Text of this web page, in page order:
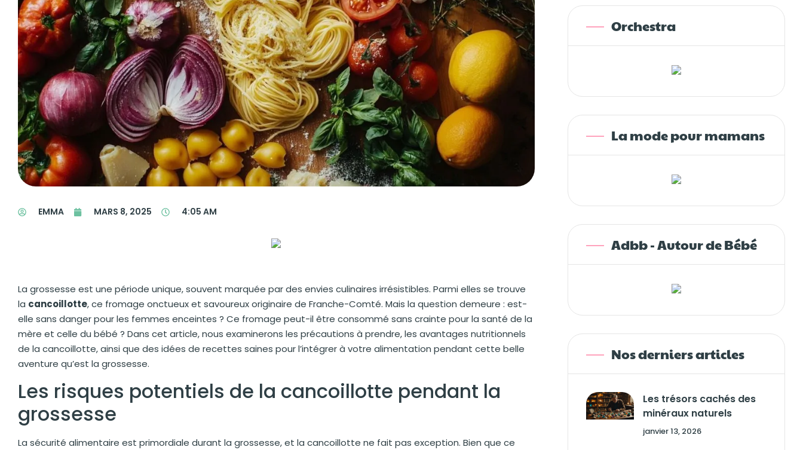
EMMA MARS 8, 2025 4:05 AM
La grossesse est une période unique, souvent marquée par des envies culinaires irrésistibles. Parmi elles se trouve
la cancoillotte, ce fromage onctueux et savoureux originaire de Franche-Comté. Mais la question demeure : est-
elle sans danger pour les femmes enceintes ? Ce fromage peut-il être consommé sans crainte pour la santé de la
mère et celle du bébé ? Dans cet article, nous examinerons les précautions à prendre, les avantages nutritionnels
de la cancoillotte, ainsi que des idées de recettes saines pour l’intégrer à votre alimentation pendant cette belle
aventure qu’est la grossesse.
Les risques potentiels de la cancoillotte pendant la
grossesse
La sécurité alimentaire est primordiale durant la grossesse, et la cancoillotte ne fait pas exception. Bien que ce
Orchestra
La mode pour mamans
Adbb - Autour de Bébé
Nos derniers articles
Les trésors cachés des
minéraux naturels
janvier 13, 2026